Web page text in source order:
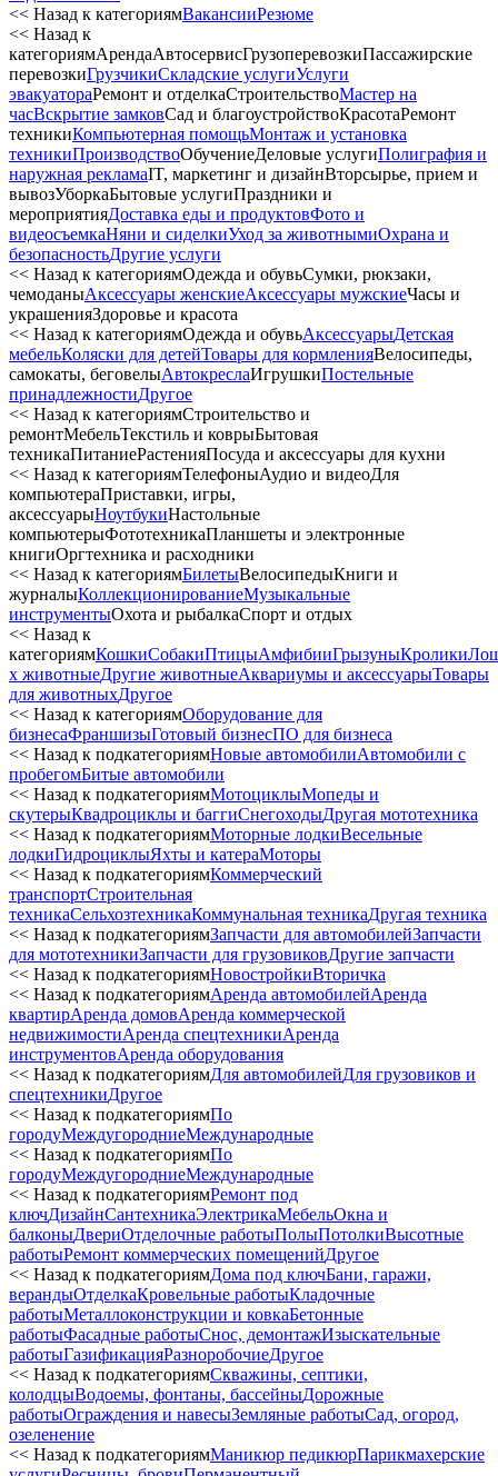
<< Назад к категориямВакансииРезюме
<< Назад к
категориямАрендаАвтосервиcГрузоперевозкиПассажирские
перевозкиГрузчикиСкладские услугиУслуги
эвакуатораРемонт и отделкаСтроительствоМастер на
часВскрытие замковСад и благоустройствоКрасотаРемонт
техникиКомпьютерная помощьМонтаж и установка
техникиПроизводствоОбучениеДеловые услугиПолиграфия и
наружная рекламаIT, маркетинг и дизайнВторсырье, прием и
вывозУборкаБытовые услугиПраздники и
мероприятияДоставка еды и продуктовФото и
видеосъемкаНяни и сиделкиУход за животнымиОхрана и
безопасностьДругие услуги
<< Назад к категориямОдежда и обувьСумки, рюкзаки,
чемоданыАксессуары женскиеАксессуары мужскиеЧасы и
украшенияЗдоровье и красота
<< Назад к категориямОдежда и обувьАксессуарыДетская
мебельКоляски для детейТовары для кормленияВелосипеды,
самокаты, беговелыАвтокреслаИгрушкиПостельные
принадлежностиДругое
<< Назад к категориямСтроительство и
ремонтМебельТекстиль и коврыБытовая
техникаПитаниеРастенияПосуда и аксессуары для кухни
<< Назад к категориямТелефоныАудио и видеоДля
компьютераПриставки, игры,
аксессуарыНоутбукиНастольные
компьютерыФототехникаПланшеты и электронные
книгиОргтехника и расходники
<< Назад к категориямБилетыВелосипедыКниги и
журналыКоллекционированиеМузыкальные
инструментыОхота и рыбалкаСпорт и отдых
<< Назад к
категориямКошкиСобакиПтицыАмфибииГрызуныКролики
х животныеДругие животныеАквариумы и аксессуарыТовары
для животныхДругое
<< Назад к категориямОборудование для
бизнесаФраншизыГотовый бизнесПО для бизнеса
<< Назад к подкатегориямНовые автомобилиАвтомобили с
пробегомБитые автомобили
<< Назад к подкатегориямМотоциклыМопеды и
скутерыКвадроциклы и баггиСнегоходыДругая мототехника
<< Назад к подкатегориямМоторные лодкиВесельные
лодкиГидроциклыЯхты и катераМоторы
<< Назад к подкатегориямКоммерческий
транспортСтроительная
техникаСельхозтехникаКоммунальная техникаДругая техника
<< Назад к подкатегориямЗапчасти для автомобилейЗапчасти
для мототехникиЗапчасти для грузовиковДругие запчасти
<< Назад к подкатегориямНовостройкиВторичка
<< Назад к подкатегориямАренда автомобилейАренда
квартирАренда домовАренда коммерческой
недвижимостиАренда спецтехникиАренда
инструментовАренда оборудования
<< Назад к подкатегориямДля автомобилейДля грузовиков и
спецтехникиДругое
<< Назад к подкатегориямПо
городуМеждугородниеМеждународные
<< Назад к подкатегориямПо
городуМеждугородниеМеждународные
<< Назад к подкатегориямРемонт под
ключДизайнСантехникаЭлектрикаМебельОкна и
балконыДвериОтделочные работыПолыПотолкиВысотные
работыРемонт коммерческих помещенийДругое
<< Назад к подкатегориямДома под ключБани, гаражи,
верандыОтделкаКровельные работыКладочные
работыМеталлоконструкции и ковкаБетонные
работыФасадные работыСнос, демонтажИзыскательные
работыГазификацияРазноробочиеДругое
<< Назад к подкатегориямСкважины, септики,
колодцыВодоемы, фонтаны, бассейныДорожные
работыОграждения и навесыЗемляные работыСад, огород,
озеленение
<< Назад к подкатегориямМаникюр педикюрПарикмахерские